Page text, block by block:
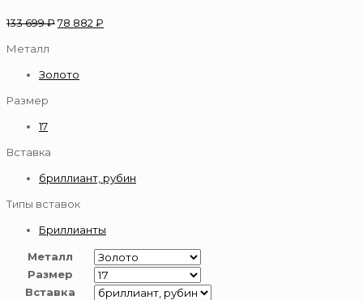
133 699₽78 882 ₽
Металл
Золото
Размер
17
Вставка
бриллиант, рубин
Типы вставок
Бриллианты
Металл
Размер
Вставка